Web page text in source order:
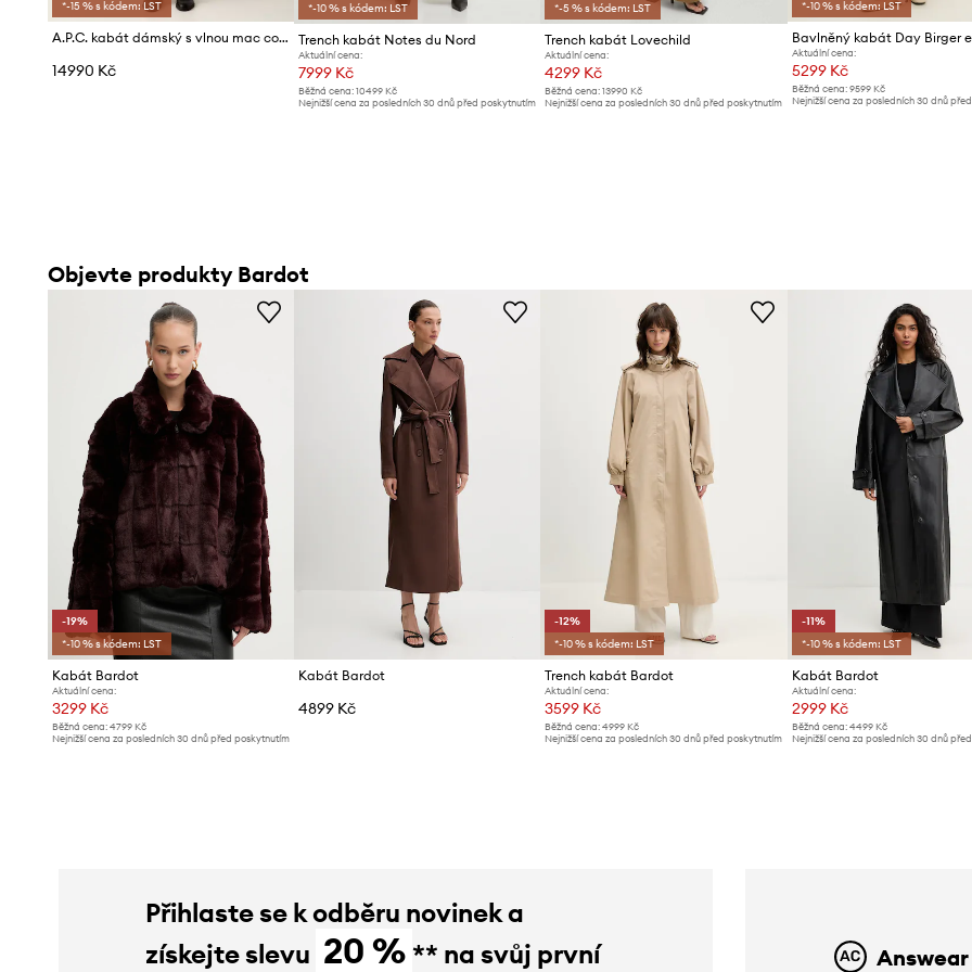
*-15 % s kódem: LST
A.P.C. kabát dámský s vlnou mac colette
14990 Kč
*-10 % s kódem: LST
Trench kabát Notes du Nord
Aktuální cena:
7999 Kč
Běžná cena:10499 Kč
Nejnižší cena za posledních 30 dnů před poskytnutím
*-5 % s kódem: LST
Trench kabát Lovechild
Aktuální cena:
4299 Kč
Běžná cena: 13990 Kč
Nejnižší cena za posledních 30 dnů před poskytnutím
*-10 % s kódem: LST
Aktuální cena:
5299 Kč
Běžná cena: 9599 Kč
Nejnižší cena za posledních 30 dnů
Objevte produkty Bardot
-19%
*-10 % s kódem: LST
Kabát Bardot
Aktuální cena:
3299 Kč
Běžná cena: 4799 Kč
Nejnižší cena za posledních 30 dnů před poskytnutím
Kabát Bardot
4899 Kč
-12%
*-10 % s kódem: LST
Trench kabát Bardot
Aktuální cena:
3599 Kč
Běžná cena: 4999 Kč
Nejnižší cena za posledních 30 dnů před poskytnutím
-11%
*-10 % s kódem: LST
Kabát Bardot
Aktuální cena:
2999 Kč
Běžná cena: 4499 Kč
Nejnižší cena za posledních 30 dnů
Přihlaste se k odběru novinek a
získejte slevu 20 % ** na svůj první